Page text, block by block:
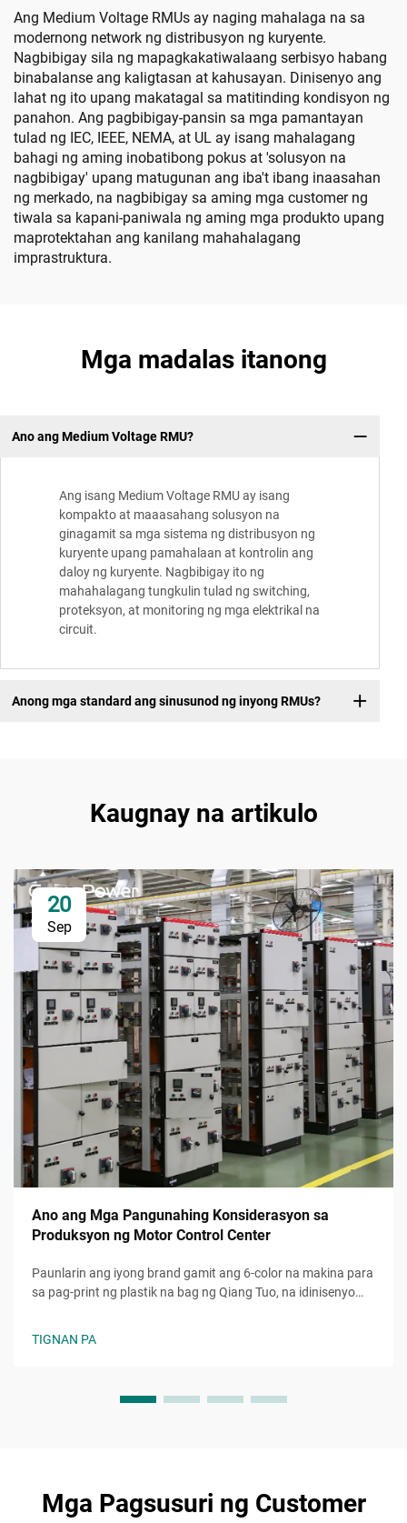
Ang Medium Voltage RMUs ay naging mahalaga na sa
modernong network ng distribusyon ng kuryente.
Nagbibigay sila ng mapagkakatiwalaang serbisyo habang
binabalanse ang kaligtasan at kahusayan. Dinisenyo ang
lahat ng ito upang makatagal sa matitinding kondisyon ng
panahon. Ang pagbibigay-pansin sa mga pamantayan
tulad ng IEC, IEEE, NEMA, at UL ay isang mahalagang
bahagi ng aming inobatibong pokus at 'solusyon na
nagbibigay' upang matugunan ang iba't ibang inaasahan
ng merkado, na nagbibigay sa aming mga customer ng
tiwala sa kapani-paniwala ng aming mga produkto upang
maprotektahan ang kanilang mahahalagang
imprastruktura.
Mga madalas itanong
Ano ang Medium Voltage RMU?
Ang isang Medium Voltage RMU ay isang
kompakto at maaasahang solusyon na
ginagamit sa mga sistema ng distribusyon ng
kuryente upang pamahalaan at kontrolin ang
daloy ng kuryente. Nagbibigay ito ng
mahahalagang tungkulin tulad ng switching,
proteksyon, at monitoring ng mga elektrikal na
circuit.
Anong mga standard ang sinusunod ng inyong RMUs?
Kaugnay na artikulo
20
Sep
Ano ang Mga Pangunahing Konsiderasyon sa
Produksyon ng Motor Control Center
Paunlarin ang iyong brand gamit ang 6-color na makina para
sa pag-print ng plastik na bag ng Qiang Tuo, na idinisenyo
TIGNAN PA
Mga Pagsusuri ng Customer